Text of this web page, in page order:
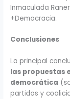
Inmaculada
+Democracia.
Conclusiones
La principal
las propuestas
democrática
partidos y